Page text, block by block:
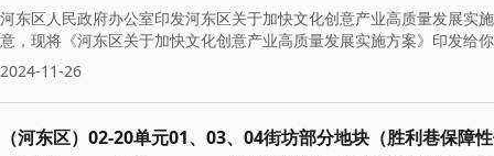
河东区人民政府办公室印发河东区关于加快文化创意产业高质量发展实
意，现将《河东区关于加快文化创意产业高质量发展实施方案》印发给
2024-11-26
（河东区）02-20单元01、03、04街坊部分地块（胜利巷保障